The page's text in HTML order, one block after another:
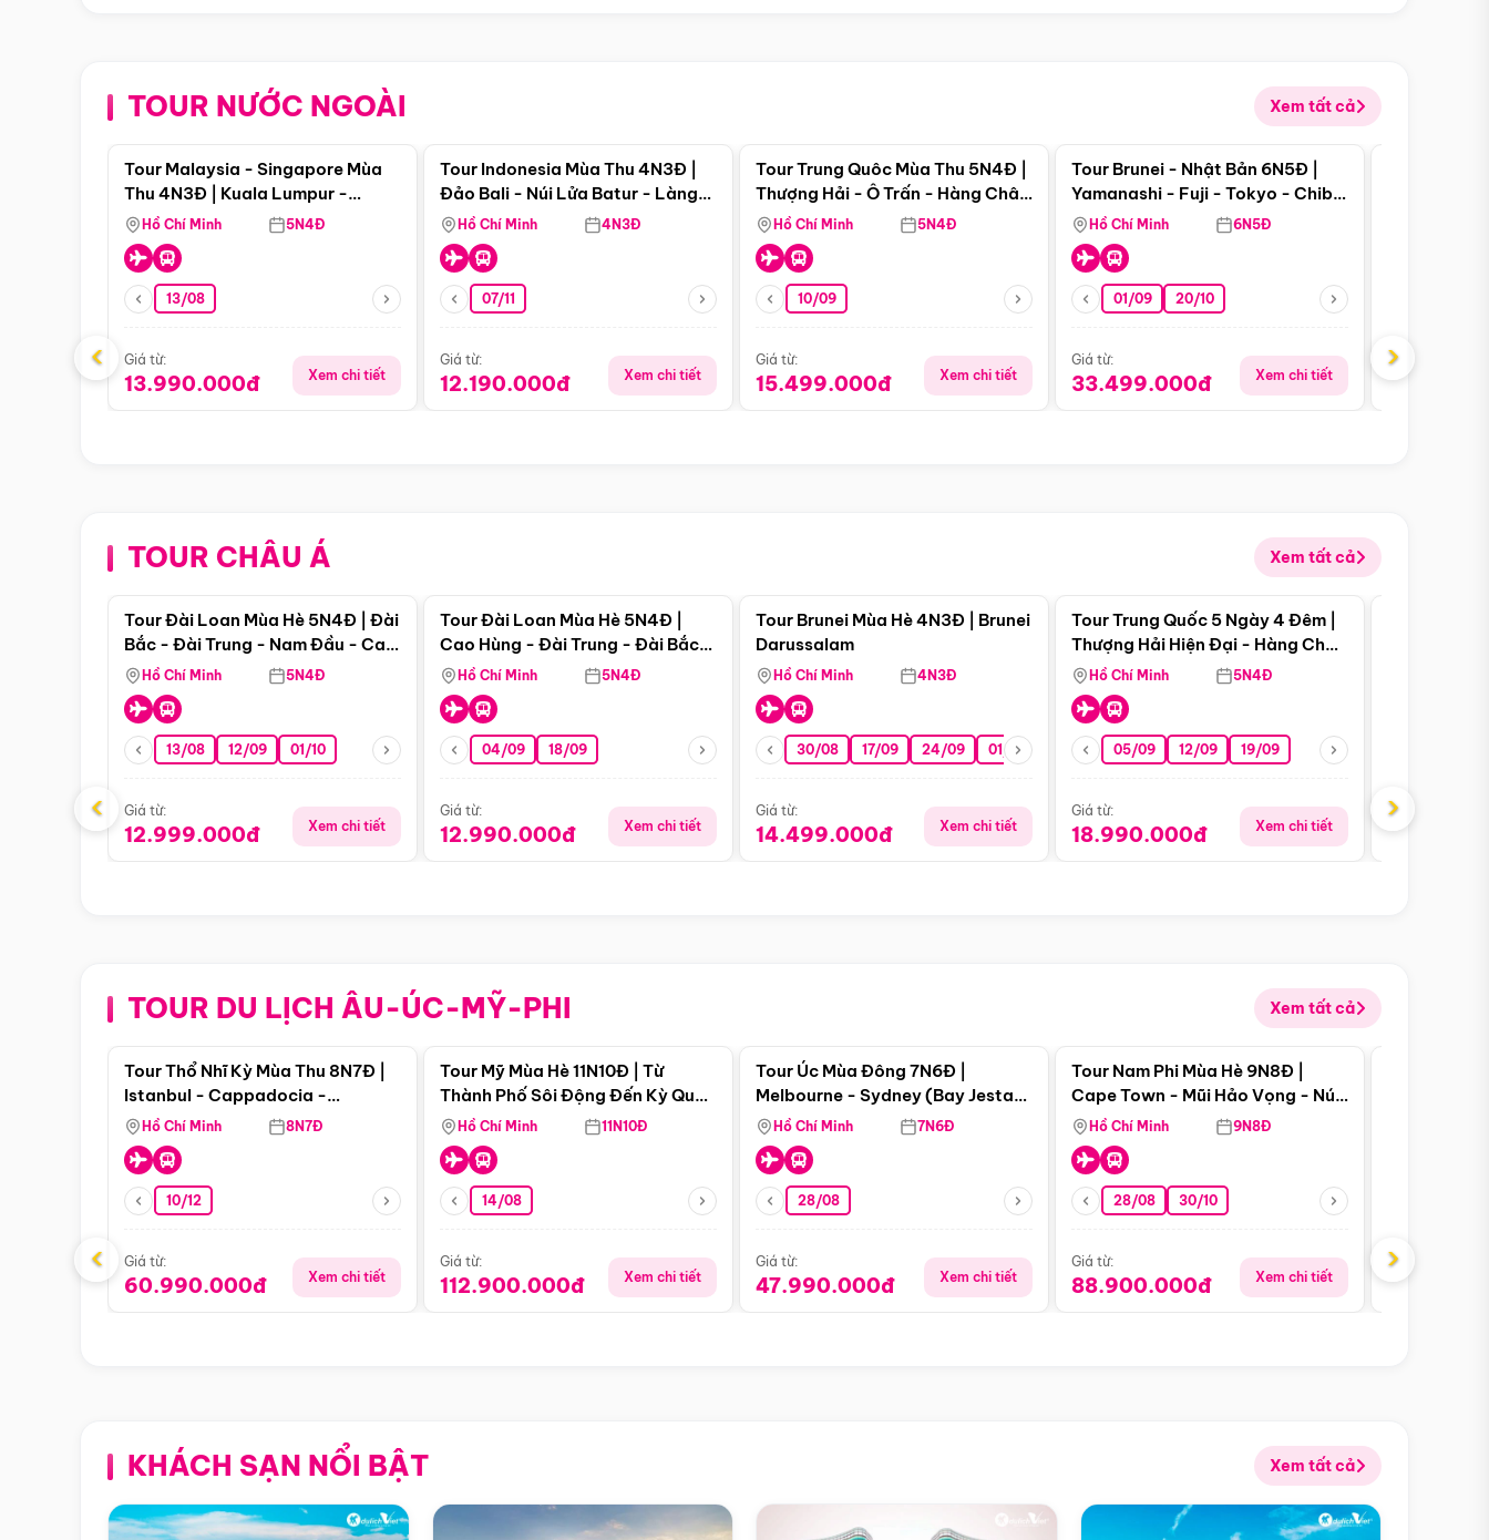
TOUR NƯỚC NGOÀI Xem tất cả
Điểm nổi bật
Tour Malaysia - Singapore Mùa
Thu 4N3Đ | Kuala Lumpur -
Malacca - Johor Baru -
Singapore
Hồ Chí Minh 5N4Đ
13/08
Giá từ:
13.990.000đ Xem chi tiết
Tour Indonesia Mùa Thu 4N3Đ |
Đảo Bali - Núi Lửa Batur - Làng
Penglipuran
Hồ Chí Minh 4N3Đ
07/11
Giá từ:
12.190.000đ Xem chi tiết
Tour Trung Quôc Mùa Thu 5N4Đ |
Thượng Hải - Ô Trấn - Hàng Châu
(Tour Không Shopping)
Hồ Chí Minh 5N4Đ
10/09
Giá từ:
15.499.000đ Xem chi tiết
Điểm nổi bật
Tour Brunei - Nhật Bản 6N5Đ |
Yamanashi - Fuji - Tokyo - Chiba
- Freeday
Hồ Chí Minh 6N5Đ
01/09 20/10
Giá từ:
33.499.000đ Xem chi tiết
Giá từ:
‹ ›
TOUR CHÂU Á Xem tất cả
Điểm nổi bật
Tour Đài Loan Mùa Hè 5N4Đ | Đài
Bắc - Đài Trung - Nam Đầu - Cao
Hùng ( Bay Vn)
Hồ Chí Minh 5N4Đ
13/08 12/09 01/10
Giá từ:
12.999.000đ Xem chi tiết
Tour Đài Loan Mùa Hè 5N4Đ |
Cao Hùng - Đài Trung - Đài Bắc
(Bay Vj)
Hồ Chí Minh 5N4Đ
04/09 18/09
Giá từ:
12.990.000đ Xem chi tiết
Tour Brunei Mùa Hè 4N3Đ | Brunei
Darussalam
Hồ Chí Minh 4N3Đ
30/08 17/09 24/09 01/10 15/10 29/10
Giá từ:
14.499.000đ Xem chi tiết
Điểm nổi bật
Tour Trung Quốc 5 Ngày 4 Đêm |
Thượng Hải Hiện Đại - Hàng Châu
Nên Thơ - Ô Trấn Cổ Kính
Hồ Chí Minh 5N4Đ
05/09 12/09 19/09
Giá từ:
18.990.000đ Xem chi tiết
Giá từ:
‹ ›
TOUR DU LỊCH ÂU-ÚC-MỸ-PHI Xem tất cả
Điểm nổi bật
Tour Thổ Nhĩ Kỳ Mùa Thu 8N7Đ |
Istanbul - Cappadocia -
Pamukkale
Hồ Chí Minh 8N7Đ
10/12
Giá từ:
60.990.000đ Xem chi tiết
Tour Mỹ Mùa Hè 11N10Đ | Từ
Thành Phố Sôi Động Đến Kỳ Quan
Thiên Nhiên Mỹ
Hồ Chí Minh 11N10Đ
14/08
Giá từ:
112.900.000đ Xem chi tiết
Tour Úc Mùa Đông 7N6Đ |
Melbourne - Sydney (Bay Jestar
Airways)
Hồ Chí Minh 7N6Đ
28/08
Giá từ:
47.990.000đ Xem chi tiết
Điểm nổi bật
Tour Nam Phi Mùa Hè 9N8Đ |
Cape Town - Mũi Hảo Vọng - Núi
Bàn - Johannesburg - Pretoria -
Safari - Lodge
Hồ Chí Minh 9N8Đ
28/08 30/10
Giá từ:
88.900.000đ Xem chi tiết
Giá từ:
‹ ›
KHÁCH SẠN NỔI BẬT Xem tất cả